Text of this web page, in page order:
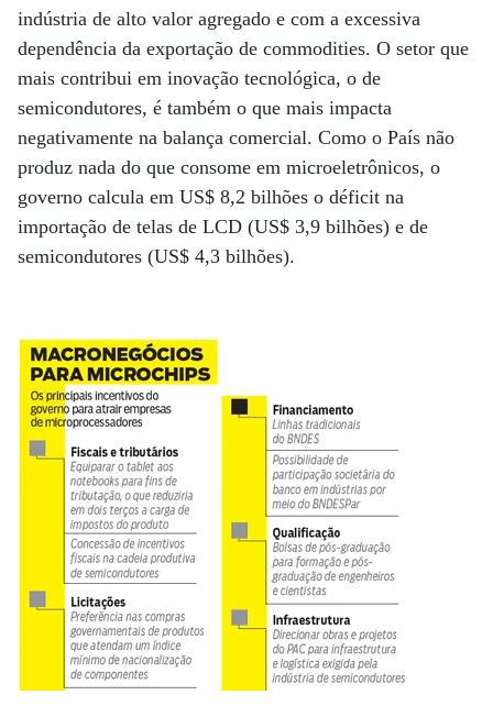
indústria de alto valor agregado e com a excessiva
dependência da exportação de commodities. O setor que
mais contribui em inovação tecnológica, o de
semicondutores, é também o que mais impacta
negativamente na balança comercial. Como o País não
produz nada do que consome em microeletrônicos, o
governo calcula em US$ 8,2 bilhões o déficit na
importação de telas de LCD (US$ 3,9 bilhões) e de
semicondutores (US$ 4,3 bilhões).